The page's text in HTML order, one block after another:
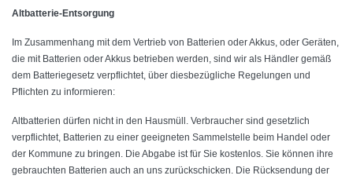
Altbatterie-Entsorgung
Im Zusammenhang mit dem Vertrieb von Batterien oder Akkus, oder Geräten,
die mit Batterien oder Akkus betrieben werden, sind wir als Händler gemäß
dem Batteriegesetz verpflichtet, über diesbezügliche Regelungen und
Pflichten zu informieren:
Altbatterien dürfen nicht in den Hausmüll. Verbraucher sind gesetzlich
verpflichtet, Batterien zu einer geeigneten Sammelstelle beim Handel oder
der Kommune zu bringen. Die Abgabe ist für Sie kostenlos. Sie können ihre
gebrauchten Batterien auch an uns zurückschicken. Die Rücksendung der